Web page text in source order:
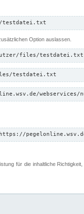
testdatei.txt
Option auslassen.
files/testdatei.txt
testdatei.txt
für die inhaltliche Richtigkeit,